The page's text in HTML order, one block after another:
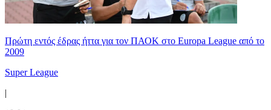
Πρώτη εντός έδρας ήττα για τον ΠΑΟΚ στο Europa League από το
2009
Super League
|